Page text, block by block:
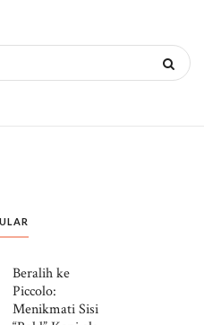
Beralih ke
Piccolo:
Menikmati Sisi